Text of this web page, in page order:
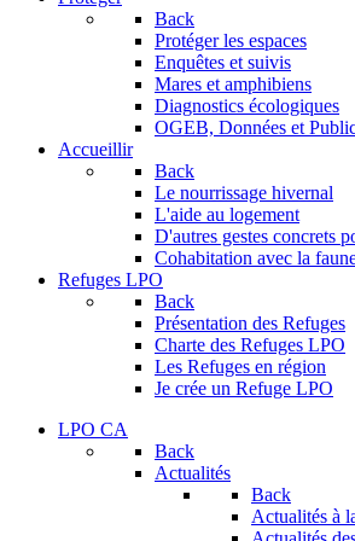
Back
Protéger les espaces
Enquêtes et suivis
Mares et amphibiens
Diagnostics écologiques
OGEB, Données et
Accueillir
Back
Le nourrissage hivernal
L'aide au logement
D'autres gestes concrets
Cohabitation avec la
Refuges LPO
Back
Présentation des Refuges
Charte des Refuges LPO
Les Refuges en région
Je crée un Refuge LPO
LPO CA
Back
Actualités
Back
Actualités à